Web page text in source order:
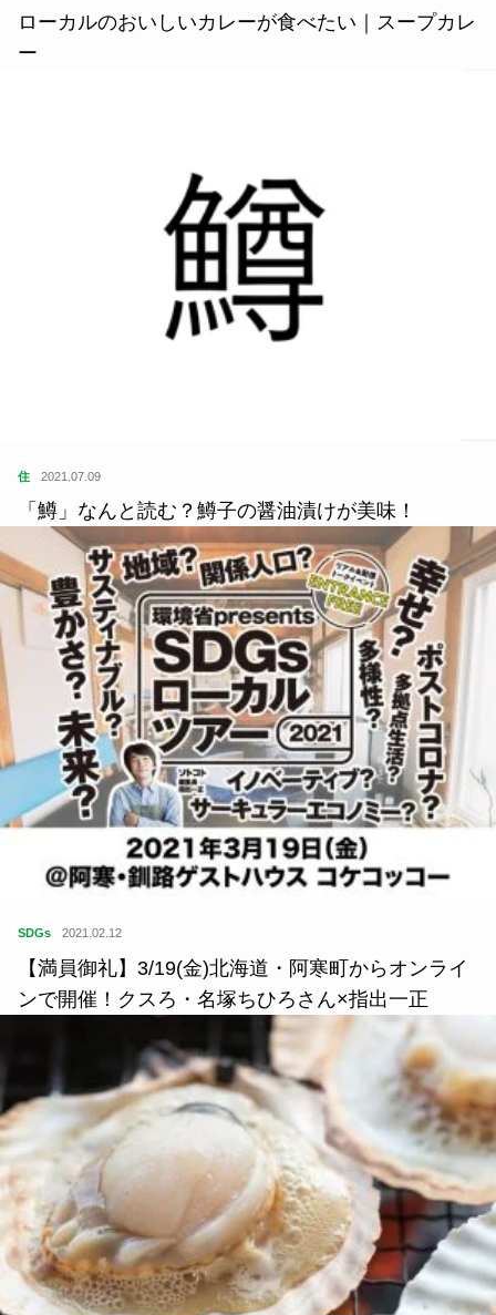
ローカルのおいしいカレーが食べたい｜スープカレ
ー
住 2021.07.09
「鱒」なんと読む？鱒子の醤油漬けが美味！
SDGs 2021.02.12
【満員御礼】3/19(金)北海道・阿寒町からオンライ
ンで開催！クスろ・名塚ちひろさん×指出一正